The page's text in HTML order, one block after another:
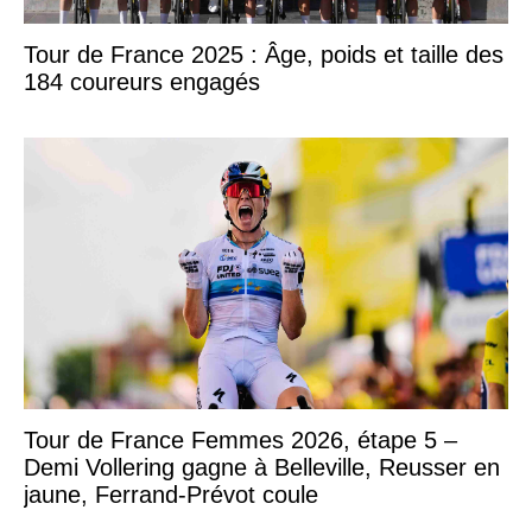
Tour de France 2025 : Âge, poids et taille des
184 coureurs engagés
Tour de France Femmes 2026, étape 5 –
Demi Vollering gagne à Belleville, Reusser en
jaune, Ferrand-Prévot coule